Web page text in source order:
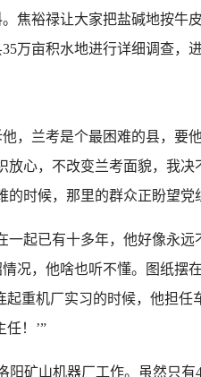
裕禄让大家把盐碱地按牛
万亩积水地进行详细调查，
兰考是个最困难的县，要
心，不改变兰考面貌，我
时候，那里的群众正盼望
已有十多年，他好像永远
，他啥也听不懂。图纸摆
重机厂实习的时候，他担
！’”
矿山机器厂工作。虽然只有